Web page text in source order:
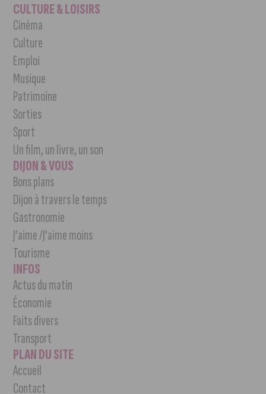
CULTURE & LOISIRS
Cinéma
Culture
Emploi
Musique
Patrimoine
Sorties
Sport
Un film, un livre, un son
DIJON & VOUS
Bons plans
Dijon à travers le temps
Gastronomie
J’aime /J’aime moins
Tourisme
INFOS
Actus du matin
Économie
Faits divers
Transport
PLAN DU SITE
Accueil
Contact